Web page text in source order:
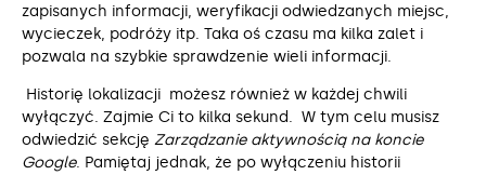
zapisanych informacji, weryfikacji odwiedzanych miejsc,
wycieczek, podróży itp. Taka oś czasu ma kilka zalet i
pozwala na szybkie sprawdzenie wieli informacji.
Historię lokalizacji możesz również w każdej chwili
wyłączyć. Zajmie Ci to kilka sekund. W tym celu musisz
odwiedzić sekcję Zarządzanie aktywnością na koncie
Google. Pamiętaj jednak, że po wyłączeniu historii